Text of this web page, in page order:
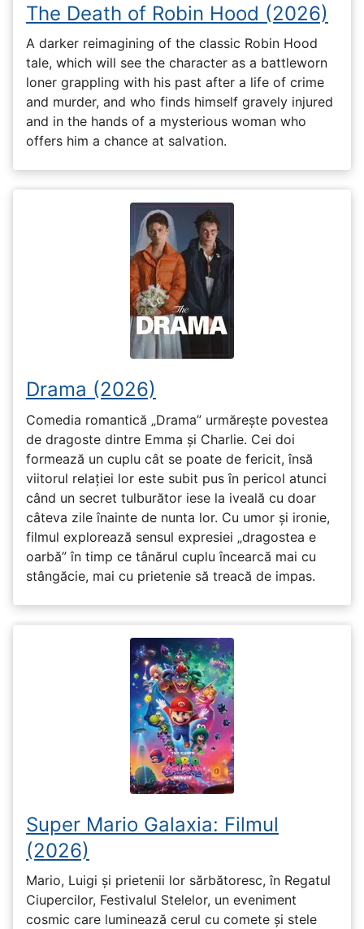
The Death of Robin Hood (2026)
A darker reimagining of the classic Robin Hood
tale, which will see the character as a battleworn
loner grappling with his past after a life of crime
and murder, and who finds himself gravely injured
and in the hands of a mysterious woman who
offers him a chance at salvation.
Drama (2026)
Comedia romantică „Drama” urmărește povestea
de dragoste dintre Emma și Charlie. Cei doi
formează un cuplu cât se poate de fericit, însă
viitorul relației lor este subit pus în pericol atunci
când un secret tulburător iese la iveală cu doar
câteva zile înainte de nunta lor. Cu umor și ironie,
filmul explorează sensul expresiei „dragostea e
oarbă” în timp ce tânărul cuplu încearcă mai cu
stângăcie, mai cu prietenie să treacă de impas.
Super Mario Galaxia: Filmul
(2026)
Mario, Luigi și prietenii lor sărbătoresc, în Regatul
Ciupercilor, Festivalul Stelelor, un eveniment
cosmic care luminează cerul cu comete și stele